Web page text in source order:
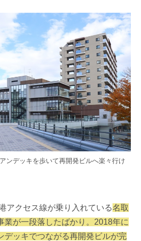
ンデッキを歩いて再開発ビルへ楽々行け
アクセス線が乗り入れている名取
業が一段落したばかり。2018年に
デッキでつながる再開発ビルが完